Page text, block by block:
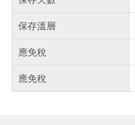
保存溫層
應免稅
應免稅